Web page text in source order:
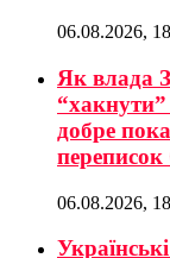
06.08.2026,
Як влада
добре
06.08.2026,